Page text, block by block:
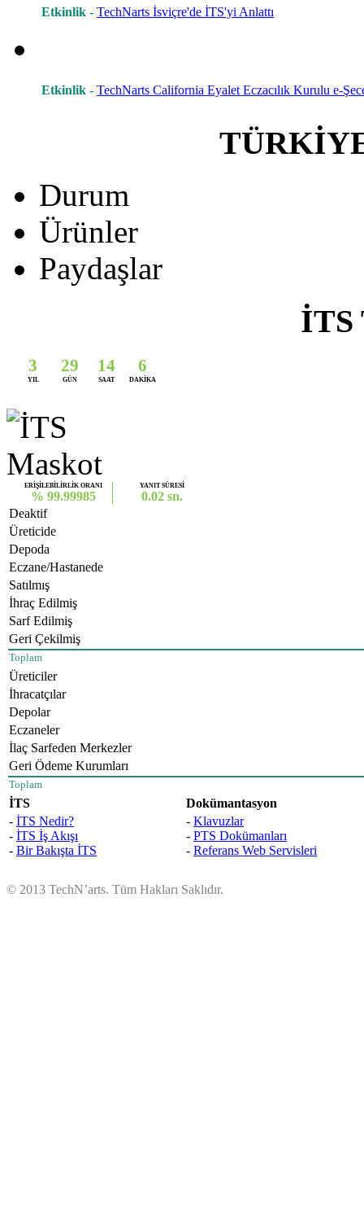
Etkinlik - TechNarts İsviçre'de İTS'yi Anlattı
Etkinlik - TechNarts California Eyalet Eczacılık Kurulu e-
Durum
Ürünler
Paydaşlar
İTS
3
YIL
29
GÜN
14
SAAT
6
DAKİKA
ERİŞİLEBİLİRLİK ORANI
% 99.99985
YANIT SÜRESİ
0.02 sn.
Deaktif
Üreticide
Depoda
Eczane/Hastanede
Satılmış
İhraç Edilmiş
Sarf Edilmiş
Geri Çekilmiş
Toplam
Üreticiler
İhracatçılar
Depolar
Eczaneler
İlaç Sarfeden Merkezler
Geri Ödeme Kurumları
Toplam
İTS
Dokümantasyon
- İTS Nedir?
- İTS İş Akışı
- Bir Bakışta İTS
- Klavuzlar
- PTS Dokümanları
- Referans Web Servisleri
© 2013 TechN’arts. Tüm Hakları Saklıdır.